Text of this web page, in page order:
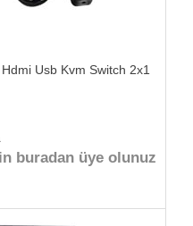
Usb Kvm Switch 2x1
buradan üye olunuz